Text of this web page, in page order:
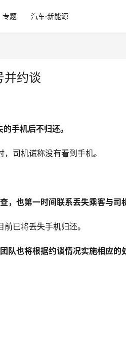
专题 汽车·新能源
并约谈
手机后不归还。
司机谎称没有看到手机。
，也第一时间联系丢失乘客与司
已将丢失手机归还。
队也将根据约谈情况实施相应的